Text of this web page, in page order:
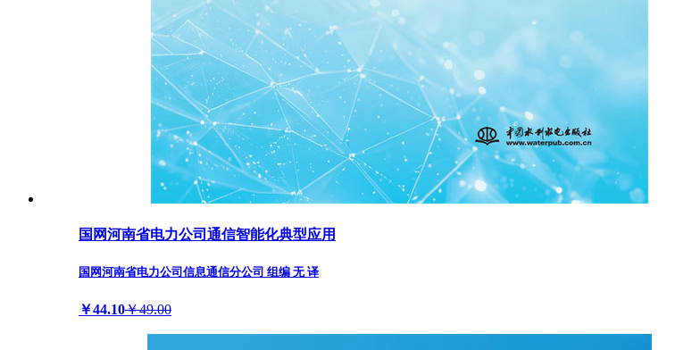
国网河南省电力公司通信智能化典型应用
国网河南省电力公司信息通信分公司 组编 无 译
￥44.10￥49.00